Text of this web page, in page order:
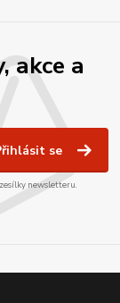
akce a
se
newsletteru.